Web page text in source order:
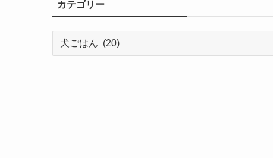
カテゴリー